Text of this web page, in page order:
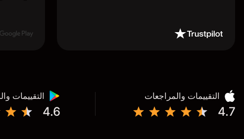
التقييمات والمراجعات
4.7
التقييمات
4.6